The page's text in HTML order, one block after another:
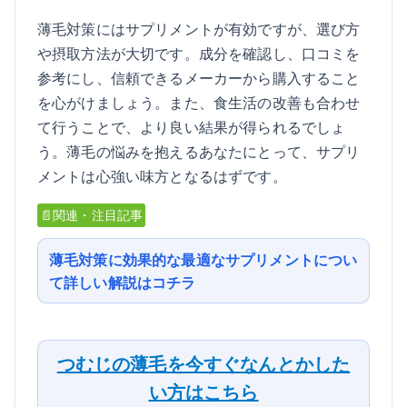
薄毛対策にはサプリメントが有効ですが、選び方
や摂取方法が大切です。成分を確認し、口コミを
参考にし、信頼できるメーカーから購入すること
を心がけましょう。また、食生活の改善も合わせ
て行うことで、より良い結果が得られるでしょ
う。薄毛の悩みを抱えるあなたにとって、サプリ
メントは心強い味方となるはずです。
📄関連・注目記事
薄毛対策に効果的な最適なサプリメントについ
て詳しい解説はコチラ
つむじの薄毛を今すぐなんとかした
い方はこちら